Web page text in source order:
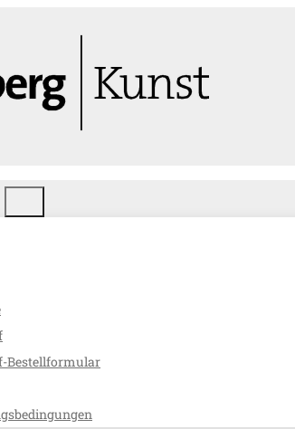
Bestellformular